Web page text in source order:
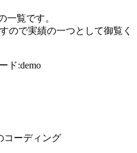
一覧です。
ので実績の一つとして御覧く
ド:demo
コーディング